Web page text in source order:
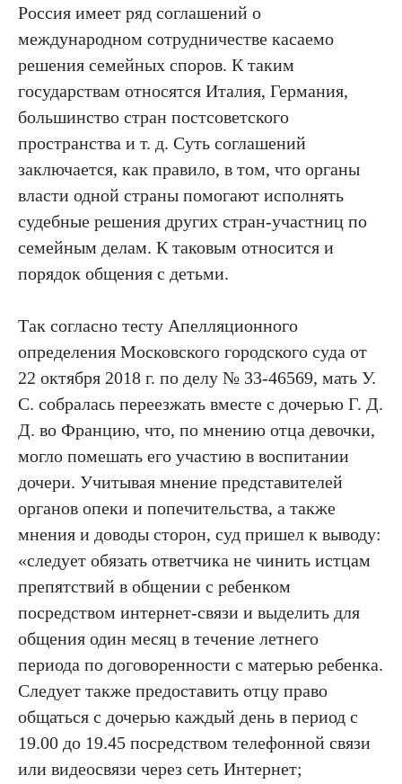
Россия имеет ряд соглашений о
международном сотрудничестве касаемо
решения семейных споров. К таким
государствам относятся Италия, Германия,
большинство стран постсоветского
пространства и т. д. Суть соглашений
заключается, как правило, в том, что органы
власти одной страны помогают исполнять
судебные решения других стран-участниц по
семейным делам. К таковым относится и
порядок общения с детьми.
Так согласно тесту Апелляционного
определения Московского городского суда от
22 октября 2018 г. по делу № 33-46569, мать У.
С. собралась переезжать вместе с дочерью Г. Д.
Д. во Францию, что, по мнению отца девочки,
могло помешать его участию в воспитании
дочери. Учитывая мнение представителей
органов опеки и попечительства, а также
мнения и доводы сторон, суд пришел к выводу:
«следует обязать ответчика не чинить истцам
препятствий в общении с ребенком
посредством интернет-связи и выделить для
общения один месяц в течение летнего
периода по договоренности с матерью ребенка.
Следует также предоставить отцу право
общаться с дочерью каждый день в период с
19.00 до 19.45 посредством телефонной связи
или видеосвязи через сеть Интернет;